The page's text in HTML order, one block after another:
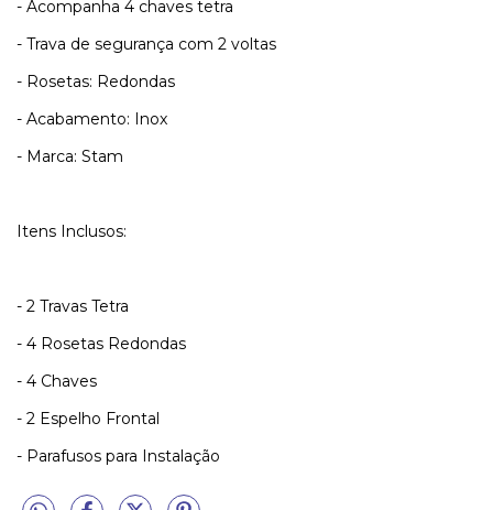
- Acompanha 4 chaves tetra
- Trava de segurança com 2 voltas
- Rosetas: Redondas
- Acabamento: Inox
- Marca: Stam
Itens Inclusos:
- 2 Travas Tetra
- 4 Rosetas Redondas
- 4 Chaves
- 2 Espelho Frontal
- Parafusos para Instalação